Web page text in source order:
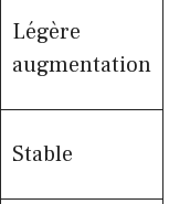
Légère
augmentation
Stable